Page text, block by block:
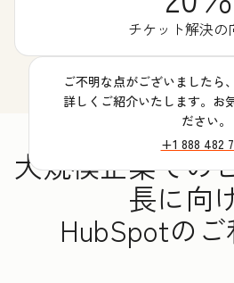
チケット解決の
ご不明な点がございましたら
詳しくご紹介いたします。お
ださい。
+1 888 482
大規模企業での
長に向
HubSpotの